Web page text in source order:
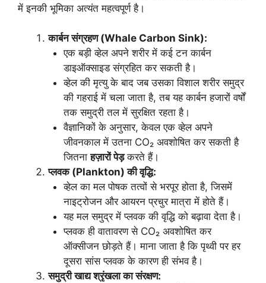
में इनकी भूमिका अत्यंत महत्वपूर्ण है।
कार्बन संग्रहण (Whale Carbon Sink):
एक बड़ी व्हेल अपने शरीर में कई टन कार्बन
डाइऑक्साइड संग्रहित कर सकती है।
व्हेल की मृत्यु के बाद जब उसका विशाल शरीर समुद्र
की गहराई में चला जाता है, तब यह कार्बन हजारों वर्षों
तक समुद्री तल में सुरक्षित रहता है।
वैज्ञानिकों के अनुसार, केवल एक व्हेल अपने
जीवनकाल में उतना CO₂ अवशोषित कर सकती है
जितनाहज़ारों पेड़करते हैं।
प्लवक (Plankton) की वृद्धि:
व्हेल का मल पोषक तत्वों से भरपूर होता है, जिसमें
नाइट्रोजन और आयरन प्रचुर मात्रा में होते हैं।
यह मल समुद्र में प्लवक की वृद्धि को बढ़ावा देता है।
प्लवक ही वातावरण से CO₂ अवशोषित कर
ऑक्सीजन छोड़ते हैं। माना जाता है कि पृथ्वी पर हर
दूसरा सांस प्लवक के कारण ही संभव है।
समुद्री खाद्य श्रृंखला का संरक्षण: